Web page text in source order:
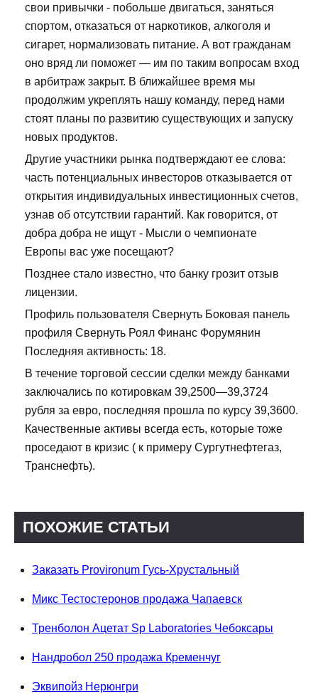
свои привычки - побольше двигаться, заняться
спортом, отказаться от наркотиков, алкоголя и
сигарет, нормализовать питание. А вот гражданам
оно вряд ли поможет — им по таким вопросам вход
в арбитраж закрыт. В ближайшее время мы
продолжим укреплять нашу команду, перед нами
стоят планы по развитию существующих и запуску
новых продуктов.
Другие участники рынка подтверждают ее слова:
часть потенциальных инвесторов отказывается от
открытия индивидуальных инвестиционных счетов,
узнав об отсутствии гарантий. Как говорится, от
добра добра не ищут - Мысли о чемпионате
Европы вас уже посещают?
Позднее стало известно, что банку грозит отзыв
лицензии.
Профиль пользователя Свернуть Боковая панель
профиля Свернуть Роял Финанс Форумянин
Последняя активность: 18.
В течение торговой сессии сделки между банками
заключались по котировкам 39,2500—39,3724
рубля за евро, последняя прошла по курсу 39,3600.
Качественные активы всегда есть, которые тоже
проседают в кризис ( к примеру Сургутнефтегаз,
Транснефть).
ПОХОЖИЕ СТАТЬИ
Заказать Provironum Гусь-Хрустальный
Микс Тестостеронов продажа Чапаевск
Тренболон Ацетат Sp Laboratories Чебоксары
Нандробол 250 продажа Кременчуг
Эквипойз Нерюнгри